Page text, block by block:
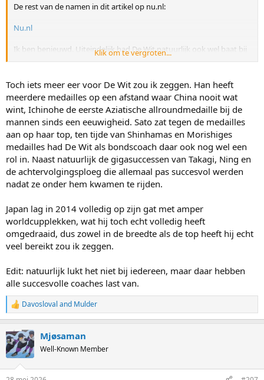
De rest van de namen in dit artikel op nu.nl:
Nu.nl
Ik ben benieuwd. Uiteindelijk had De Wit natuurlijk ook wel baat bij
het supertalent Takagi en megatalent Ning, en qua langere
twee nieuwe Chinese jongemannen interessante aanwinsten
Klik om te vergroten...
Toch iets meer eer voor De Wit zou ik zeggen. Han heeft
meerdere medailles op een afstand waar China nooit wat
wint, Ichinohe de eerste Aziatische allroundmedaille bij de
mannen sinds een eeuwigheid. Sato zat tegen de medailles
aan op haar top, ten tijde van Shinhamas en Morishiges
medailles had De Wit als bondscoach daar ook nog wel een
rol in. Naast natuurlijk de gigasuccessen van Takagi, Ning en
de achtervolgingsploeg die allemaal pas succesvol werden
nadat ze onder hem kwamen te rijden.
Japan lag in 2014 volledig op zijn gat met amper
worldcupplekken, wat hij toch echt volledig heeft
omgedraaid, dus zowel in de breedte als de top heeft hij echt
veel bereikt zou ik zeggen.
Edit: natuurlijk lukt het niet bij iedereen, maar daar hebben
alle succesvolle coaches last van.
R
e
c
t
i
Davosloval and Mulder
Mjøsaman
Well-Known Member